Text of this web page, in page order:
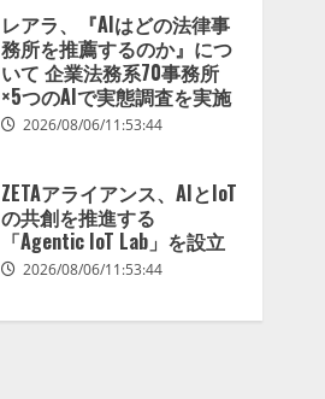
ZETAアライアンス、AIとIoT
の共創を推進する
「Agentic IoT Lab」を設立
2026/08/06/11:53:44
AI駆動開発の推進に向けて
「TinhVan Technologies
JSC.」と業務提携
2026/08/06/14:54:32